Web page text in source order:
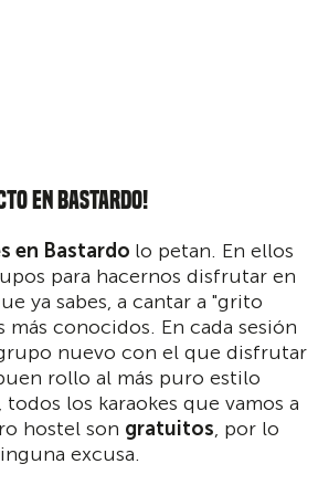
EN BASTARDO!
en Bastardo lo petan. En ellos
para hacernos disfrutar en
ya sabes, a cantar a "grito
más conocidos. En cada sesión
nuevo con el que disfrutar
rollo al más puro estilo
todos los karaokes que vamos a
hostel son gratuitos, por lo
excusa.